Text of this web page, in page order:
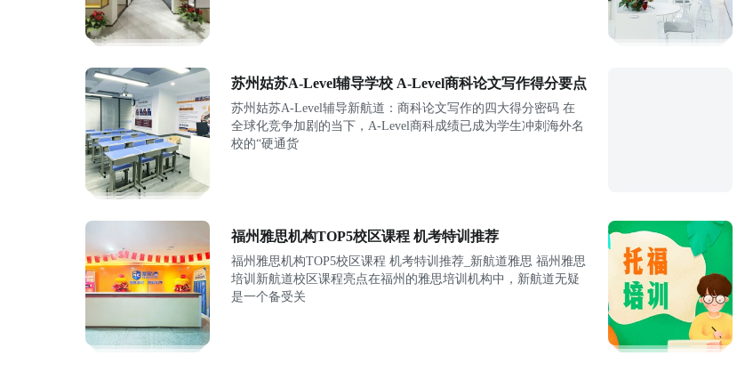
苏州姑苏A-Level辅导学校 A-Level商科论文写作得分要点
苏州姑苏A-Level辅导新航道：商科论文写作的四大得分密码 在
全球化竞争加剧的当下，A-Level商科成绩已成为学生冲刺海外名
校的“硬通货
福州雅思机构TOP5校区课程 机考特训推荐
福州雅思机构TOP5校区课程 机考特训推荐_新航道雅思 福州雅思
培训新航道校区课程亮点在福州的雅思培训机构中，新航道无疑
是一个备受关